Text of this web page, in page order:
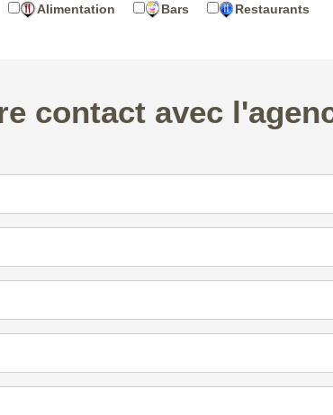
Alimentation Bars Restaurants
contact avec